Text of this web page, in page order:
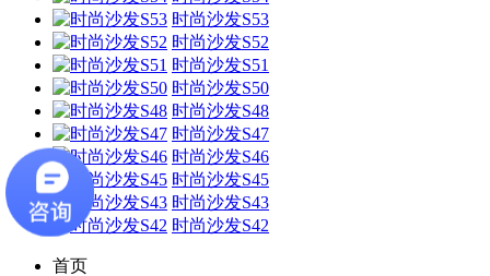
时尚沙发S53
时尚沙发S52
时尚沙发S51
时尚沙发S50
时尚沙发S48
时尚沙发S47
时尚沙发S46
时尚沙发S45
时尚沙发S43
时尚沙发S42
首页